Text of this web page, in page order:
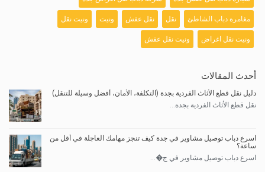
مغامرة دباب الشاطئ نقل نقل عفش ونيت ونيت نقل
ونيت نقل اغراض ونيت نقل عفش
أحدث المقالات
دليل نقل قطع الأثاث الفردية بجدة (التكلفة، الأمان، أفضل وسيلة للتنقل)
نقل قطع الأثاث الفردية بجدة...
اسرع دباب توصيل مشاوير في جدة كيف تنجز مهامك العاجلة في أقل من
ساعة؟
اسرع دباب توصيل مشاوير في ج�...